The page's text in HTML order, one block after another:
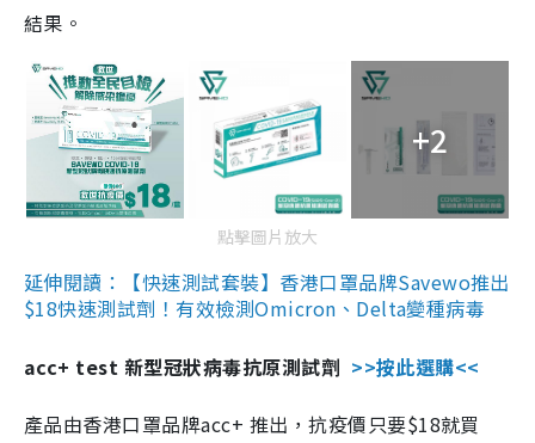
結果。
+2
點擊圖片放大
延伸閱讀：【快速測試套裝】香港口罩品牌Savewo推出
$18快速測試劑！有效檢測Omicron、Delta變種病毒
acc+ test 新型冠狀病毒抗原測試劑 >>按此選購<<
產品由香港口罩品牌acc+ 推出，抗疫價只要$18就買